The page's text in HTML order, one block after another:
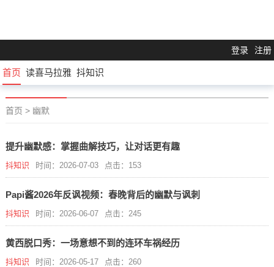
登录 注册
首页 读喜马拉雅 抖知识
首页 > 幽默
提升幽默感：掌握曲解技巧，让对话更有趣
抖知识 时间：2026-07-03 点击：153
Papi酱2026年反讽视频：春晚背后的幽默与讽刺
抖知识 时间：2026-06-07 点击：245
黄西脱口秀：一场意想不到的连环车祸经历
抖知识 时间：2026-05-17 点击：260